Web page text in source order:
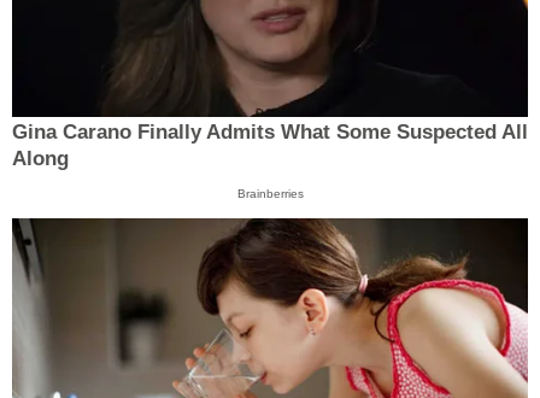
Gina Carano Finally Admits What Some Suspected All
Along
Brainberries